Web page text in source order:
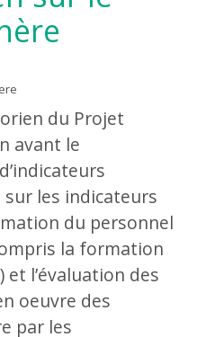
du Projet
avant le
les indicateurs
du personnel
la formation
l’évaluation des
oeuvre des
par les